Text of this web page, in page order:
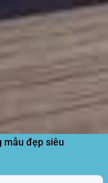
mẫu đẹp siêu